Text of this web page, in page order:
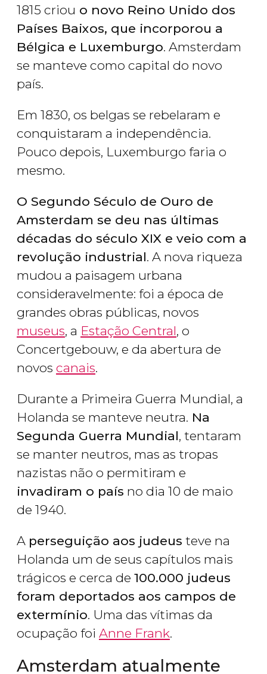
1815 criou o novo Reino Unido dos
Países Baixos, que incorporou a
Bélgica e Luxemburgo. Amsterdam
se manteve como capital do novo
país.
Em 1830, os belgas se rebelaram e
conquistaram a independência.
Pouco depois, Luxemburgo faria o
mesmo.
O Segundo Século de Ouro de
Amsterdam se deu nas últimas
décadas do século XIX e veio com a
revolução industrial. A nova riqueza
mudou a paisagem urbana
consideravelmente: foi a época de
grandes obras públicas, novos
museus, a Estação Central, o
Concertgebouw, e da abertura de
novos canais.
Durante a Primeira Guerra Mundial, a
Holanda se manteve neutra. Na
Segunda Guerra Mundial, tentaram
se manter neutros, mas as tropas
nazistas não o permitiram e
invadiram o país no dia 10 de maio
de 1940.
A perseguição aos judeus teve na
Holanda um de seus capítulos mais
trágicos e cerca de 100.000 judeus
foram deportados aos campos de
extermínio. Uma das vítimas da
ocupação foi Anne Frank.
Amsterdam atualmente